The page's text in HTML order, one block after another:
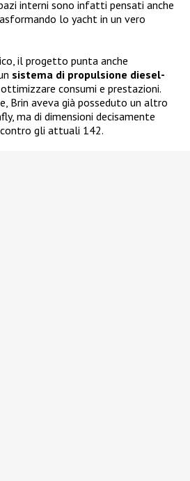
interni sono infatti pensati anche
lo yacht in un vero
il progetto punta anche
sistema di propulsione diesel-
ottimizzare consumi e prestazioni.
Brin aveva già posseduto un altro
ma di dimensioni decisamente
gli attuali 142.